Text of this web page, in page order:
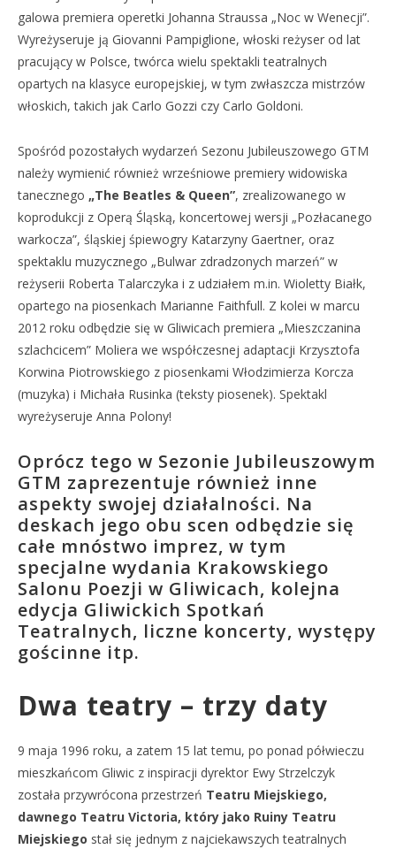
galowa premiera operetki Johanna Straussa „Noc w Wenecji”.
Wyreżyseruje ją Giovanni Pampiglione, włoski reżyser od lat
pracujący w Polsce, twórca wielu spektakli teatralnych
opartych na klasyce europejskiej, w tym zwłaszcza mistrzów
włoskich, takich jak Carlo Gozzi czy Carlo Goldoni.
Spośród pozostałych wydarzeń Sezonu Jubileuszowego GTM
należy wymienić również wrześniowe premiery widowiska
tanecznego „The Beatles & Queen”, zrealizowanego w
koprodukcji z Operą Śląską, koncertowej wersji „Pozłacanego
warkocza”, śląskiej śpiewogry Katarzyny Gaertner, oraz
spektaklu muzycznego „Bulwar zdradzonych marzeń” w
reżyserii Roberta Talarczyka i z udziałem m.in. Wioletty Białk,
opartego na piosenkach Marianne Faithfull. Z kolei w marcu
2012 roku odbędzie się w Gliwicach premiera „Mieszczanina
szlachcicem” Moliera we współczesnej adaptacji Krzysztofa
Korwina Piotrowskiego z piosenkami Włodzimierza Korcza
(muzyka) i Michała Rusinka (teksty piosenek). Spektakl
wyreżyseruje Anna Polony!
Oprócz tego w Sezonie Jubileuszowym
GTM zaprezentuje również inne
aspekty swojej działalności. Na
deskach jego obu scen odbędzie się
całe mnóstwo imprez, w tym
specjalne wydania Krakowskiego
Salonu Poezji w Gliwicach, kolejna
edycja Gliwickich Spotkań
Teatralnych, liczne koncerty, występy
gościnne itp.
Dwa teatry – trzy daty
9 maja 1996 roku, a zatem 15 lat temu, po ponad półwieczu
mieszkańcom Gliwic z inspiracji dyrektor Ewy Strzelczyk
została przywrócona przestrzeń Teatru Miejskiego,
dawnego Teatru Victoria, który jako Ruiny Teatru
Miejskiego stał się jednym z najciekawszych teatralnych